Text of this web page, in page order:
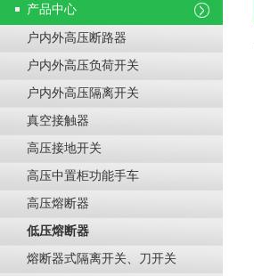
产品中心
户内外高压断路器
户内外高压负荷开关
户内外高压隔离开关
真空接触器
高压接地开关
高压中置柜功能手车
高压熔断器
低压熔断器
熔断器式隔离开关、刀开关